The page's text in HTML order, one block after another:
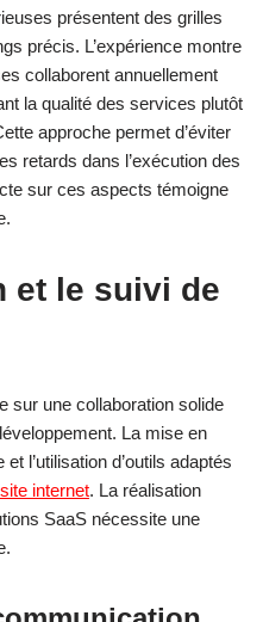
présentent des grilles
précis. L’expérience montre
collaborent annuellement
la qualité des services plutôt
approche permet d’éviter
retards dans l’exécution des
sur ces aspects témoigne
et le suivi de
sur une collaboration solide
La mise en
l’utilisation d’outils adaptés
internet. La réalisation
SaaS nécessite une